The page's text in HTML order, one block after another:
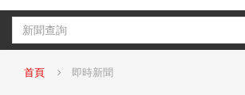
首頁 即時新聞